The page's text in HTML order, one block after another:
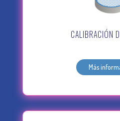
CALIBRACIÓN
Más